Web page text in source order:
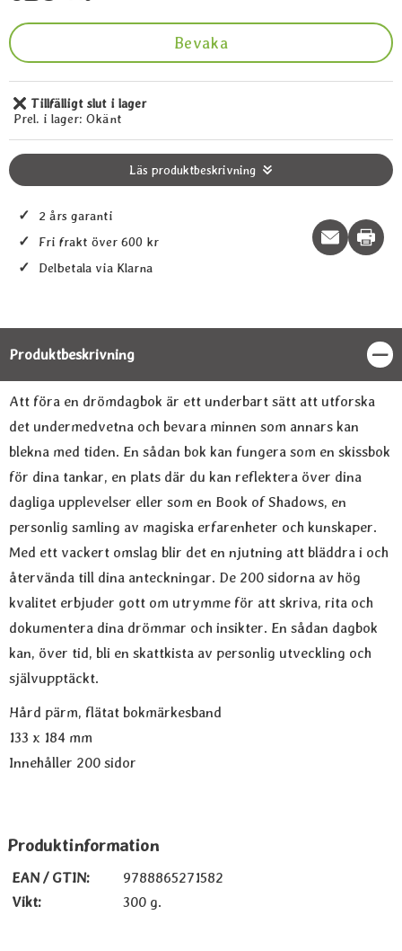
Bevaka
Tillgänglighet:
Tillfälligt slut i lager
Prel. i lager: Okänt
Läs produktbeskrivning
✓ 2 års garanti
✓ Fri frakt över 600 kr
✓ Delbetala via Klarna
Print
Produktbeskrivning
Produktbeskrivning
Att föra en drömdagbok är ett underbart sätt att utforska
det undermedvetna och bevara minnen som annars kan
blekna med tiden. En sådan bok kan fungera som en skissbok
för dina tankar, en plats där du kan reflektera över dina
dagliga upplevelser eller som en Book of Shadows, en
personlig samling av magiska erfarenheter och kunskaper.
Med ett vackert omslag blir det en njutning att bläddra i och
återvända till dina anteckningar. De 200 sidorna av hög
kvalitet erbjuder gott om utrymme för att skriva, rita och
dokumentera dina drömmar och insikter. En sådan dagbok
kan, över tid, bli en skattkista av personlig utveckling och
självupptäckt.
Hård pärm, flätat bokmärkesband
133 x 184 mm
Innehåller 200 sidor
Produktinformation
EAN / GTIN:
9788865271582
Vikt:
300 g.